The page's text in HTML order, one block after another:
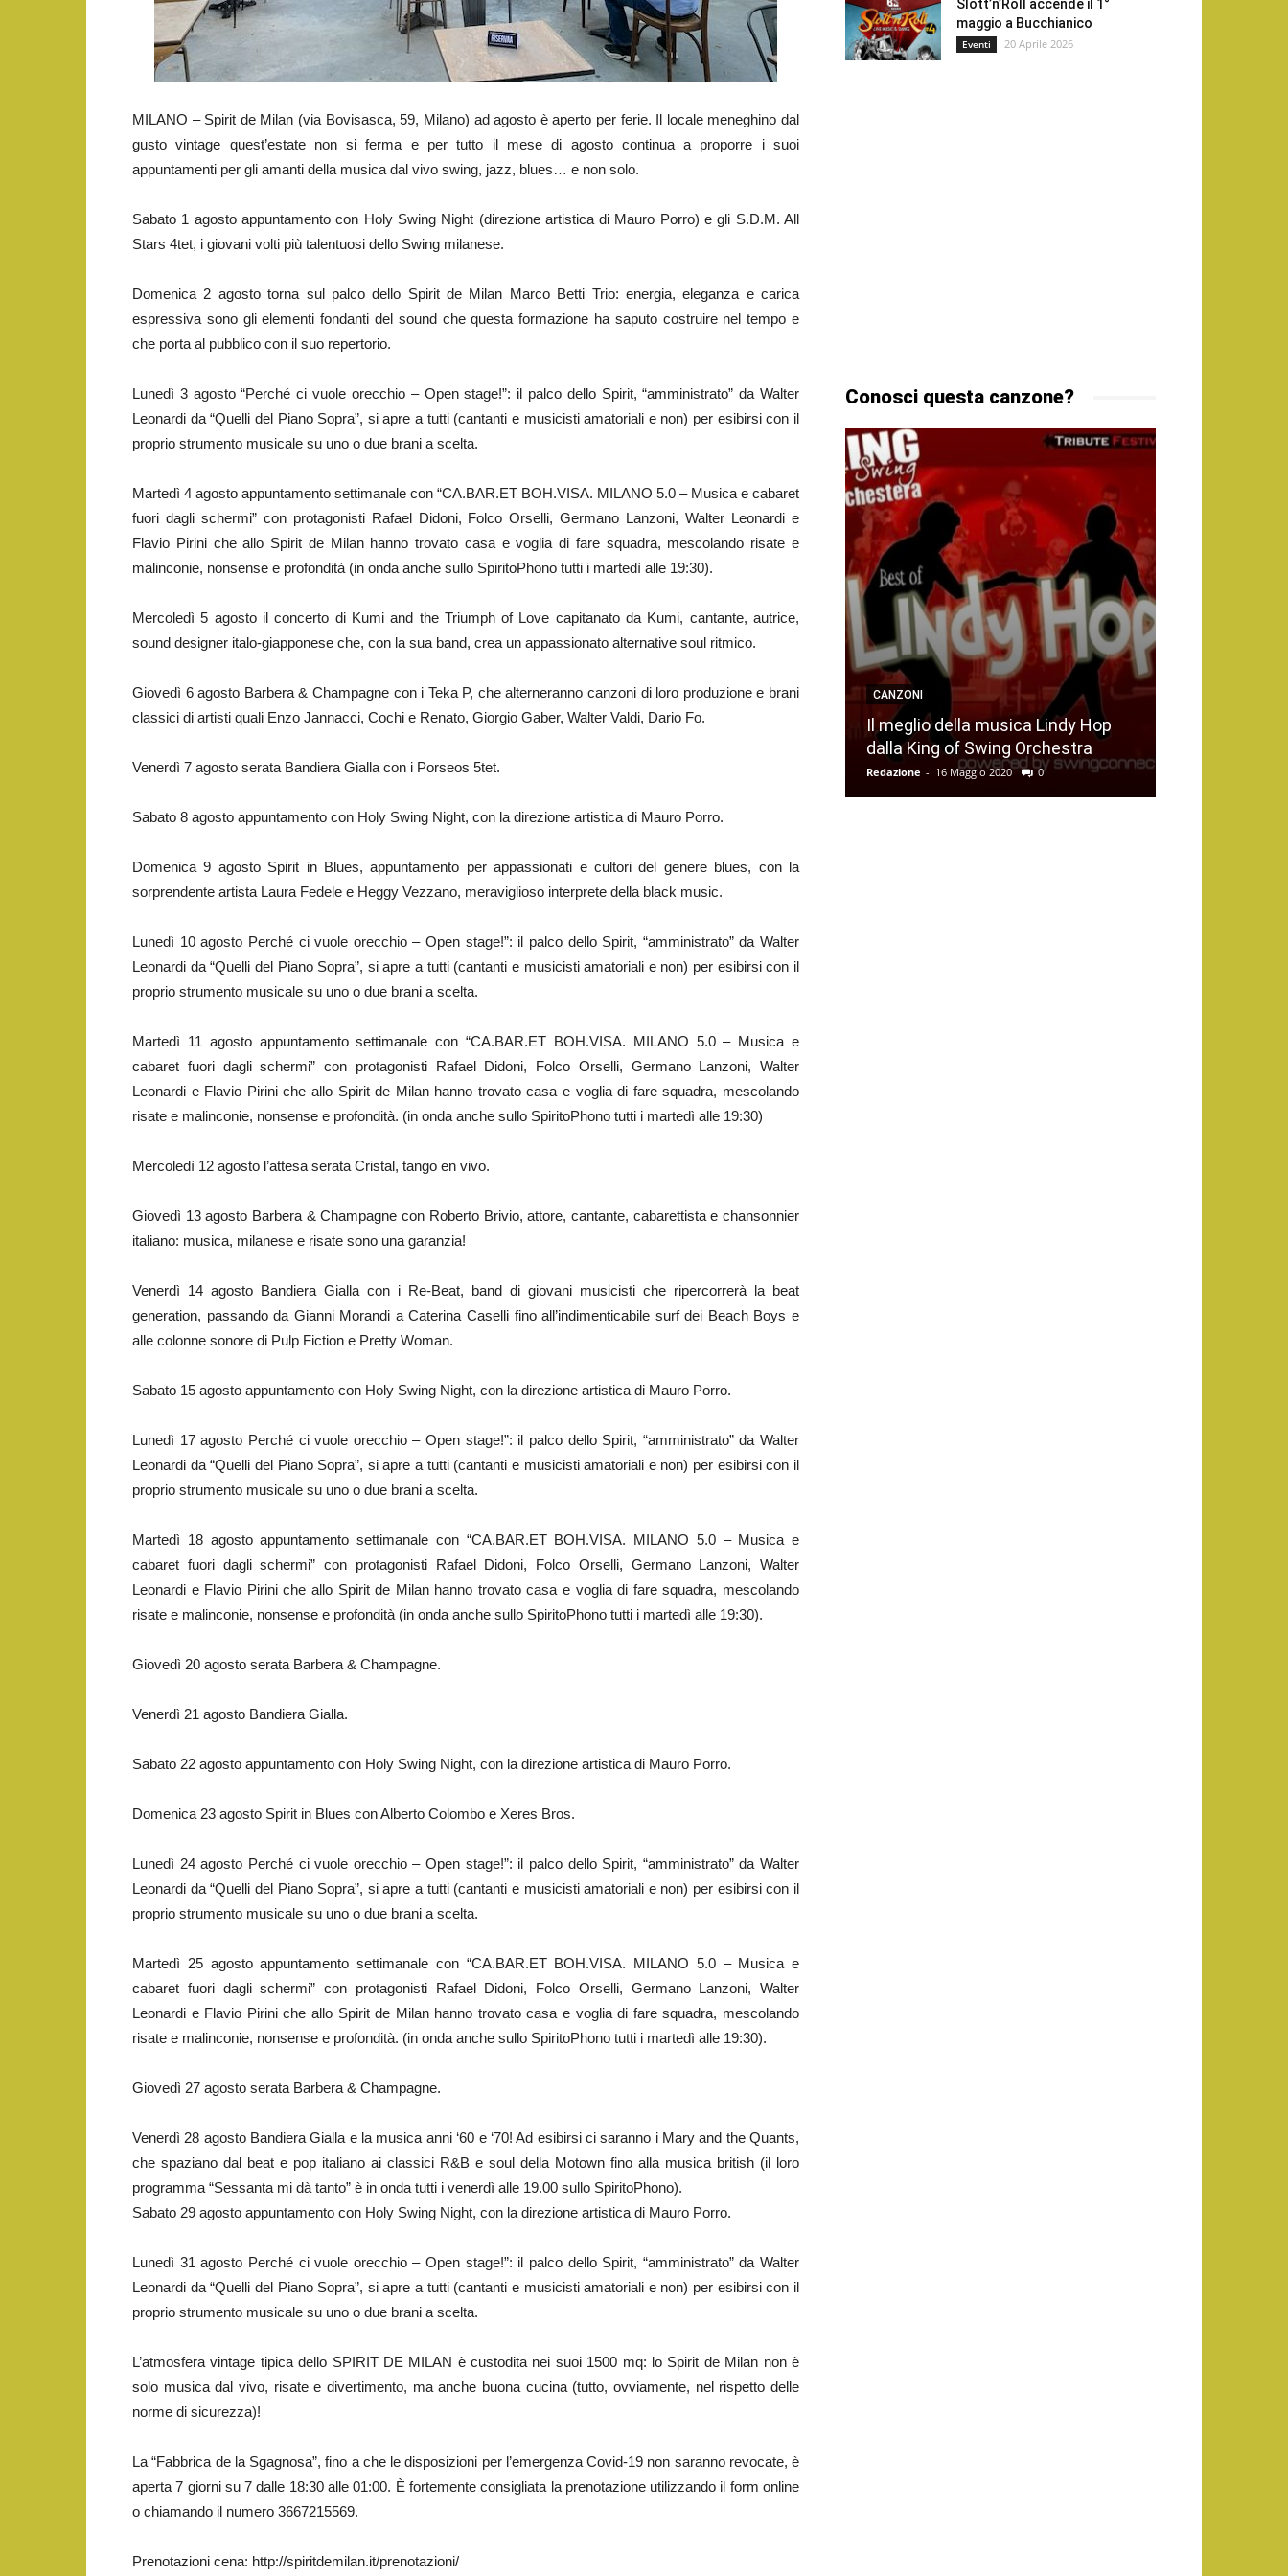
MILANO – Spirit de Milan (via Bovisasca, 59, Milano) ad agosto è aperto per ferie. Il locale meneghino dal
gusto vintage quest’estate non si ferma e per tutto il mese di agosto continua a proporre i suoi
appuntamenti per gli amanti della musica dal vivo swing, jazz, blues… e non solo.
Sabato 1 agosto appuntamento con Holy Swing Night (direzione artistica di Mauro Porro) e gli S.D.M. All
Stars 4tet, i giovani volti più talentuosi dello Swing milanese.
Domenica 2 agosto torna sul palco dello Spirit de Milan Marco Betti Trio: energia, eleganza e carica
espressiva sono gli elementi fondanti del sound che questa formazione ha saputo costruire nel tempo e
che porta al pubblico con il suo repertorio.
Lunedì 3 agosto “Perché ci vuole orecchio – Open stage!”: il palco dello Spirit, “amministrato” da Walter
Leonardi da “Quelli del Piano Sopra”, si apre a tutti (cantanti e musicisti amatoriali e non) per esibirsi con il
proprio strumento musicale su uno o due brani a scelta.
Martedì 4 agosto appuntamento settimanale con “CA.BAR.ET BOH.VISA. MILANO 5.0 – Musica e cabaret
fuori dagli schermi” con protagonisti Rafael Didoni, Folco Orselli, Germano Lanzoni, Walter Leonardi e
Flavio Pirini che allo Spirit de Milan hanno trovato casa e voglia di fare squadra, mescolando risate e
malinconie, nonsense e profondità (in onda anche sullo SpiritoPhono tutti i martedì alle 19:30).
Mercoledì 5 agosto il concerto di Kumi and the Triumph of Love capitanato da Kumi, cantante, autrice,
sound designer italo-giapponese che, con la sua band, crea un appassionato alternative soul ritmico.
Giovedì 6 agosto Barbera & Champagne con i Teka P, che alterneranno canzoni di loro produzione e brani
classici di artisti quali Enzo Jannacci, Cochi e Renato, Giorgio Gaber, Walter Valdi, Dario Fo.
Venerdì 7 agosto serata Bandiera Gialla con i Porseos 5tet.
Sabato 8 agosto appuntamento con Holy Swing Night, con la direzione artistica di Mauro Porro.
Domenica 9 agosto Spirit in Blues, appuntamento per appassionati e cultori del genere blues, con la
sorprendente artista Laura Fedele e Heggy Vezzano, meraviglioso interprete della black music.
Lunedì 10 agosto Perché ci vuole orecchio – Open stage!”: il palco dello Spirit, “amministrato” da Walter
Leonardi da “Quelli del Piano Sopra”, si apre a tutti (cantanti e musicisti amatoriali e non) per esibirsi con il
proprio strumento musicale su uno o due brani a scelta.
Martedì 11 agosto appuntamento settimanale con “CA.BAR.ET BOH.VISA. MILANO 5.0 – Musica e
cabaret fuori dagli schermi” con protagonisti Rafael Didoni, Folco Orselli, Germano Lanzoni, Walter
Leonardi e Flavio Pirini che allo Spirit de Milan hanno trovato casa e voglia di fare squadra, mescolando
risate e malinconie, nonsense e profondità. (in onda anche sullo SpiritoPhono tutti i martedì alle 19:30)
Mercoledì 12 agosto l’attesa serata Cristal, tango en vivo.
Giovedì 13 agosto Barbera & Champagne con Roberto Brivio, attore, cantante, cabarettista e chansonnier
italiano: musica, milanese e risate sono una garanzia!
Venerdì 14 agosto Bandiera Gialla con i Re-Beat, band di giovani musicisti che ripercorrerà la beat
generation, passando da Gianni Morandi a Caterina Caselli fino all’indimenticabile surf dei Beach Boys e
alle colonne sonore di Pulp Fiction e Pretty Woman.
Sabato 15 agosto appuntamento con Holy Swing Night, con la direzione artistica di Mauro Porro.
Lunedì 17 agosto Perché ci vuole orecchio – Open stage!”: il palco dello Spirit, “amministrato” da Walter
Leonardi da “Quelli del Piano Sopra”, si apre a tutti (cantanti e musicisti amatoriali e non) per esibirsi con il
proprio strumento musicale su uno o due brani a scelta.
Martedì 18 agosto appuntamento settimanale con “CA.BAR.ET BOH.VISA. MILANO 5.0 – Musica e
cabaret fuori dagli schermi” con protagonisti Rafael Didoni, Folco Orselli, Germano Lanzoni, Walter
Leonardi e Flavio Pirini che allo Spirit de Milan hanno trovato casa e voglia di fare squadra, mescolando
risate e malinconie, nonsense e profondità (in onda anche sullo SpiritoPhono tutti i martedì alle 19:30).
Giovedì 20 agosto serata Barbera & Champagne.
Venerdì 21 agosto Bandiera Gialla.
Sabato 22 agosto appuntamento con Holy Swing Night, con la direzione artistica di Mauro Porro.
Domenica 23 agosto Spirit in Blues con Alberto Colombo e Xeres Bros.
Lunedì 24 agosto Perché ci vuole orecchio – Open stage!”: il palco dello Spirit, “amministrato” da Walter
Leonardi da “Quelli del Piano Sopra”, si apre a tutti (cantanti e musicisti amatoriali e non) per esibirsi con il
proprio strumento musicale su uno o due brani a scelta.
Martedì 25 agosto appuntamento settimanale con “CA.BAR.ET BOH.VISA. MILANO 5.0 – Musica e
cabaret fuori dagli schermi” con protagonisti Rafael Didoni, Folco Orselli, Germano Lanzoni, Walter
Leonardi e Flavio Pirini che allo Spirit de Milan hanno trovato casa e voglia di fare squadra, mescolando
risate e malinconie, nonsense e profondità. (in onda anche sullo SpiritoPhono tutti i martedì alle 19:30).
Giovedì 27 agosto serata Barbera & Champagne.
Venerdì 28 agosto Bandiera Gialla e la musica anni ‘60 e ‘70! Ad esibirsi ci saranno i Mary and the Quants,
che spaziano dal beat e pop italiano ai classici R&B e soul della Motown fino alla musica british (il loro
programma “Sessanta mi dà tanto” è in onda tutti i venerdì alle 19.00 sullo SpiritoPhono).
Sabato 29 agosto appuntamento con Holy Swing Night, con la direzione artistica di Mauro Porro.
Lunedì 31 agosto Perché ci vuole orecchio – Open stage!”: il palco dello Spirit, “amministrato” da Walter
Leonardi da “Quelli del Piano Sopra”, si apre a tutti (cantanti e musicisti amatoriali e non) per esibirsi con il
proprio strumento musicale su uno o due brani a scelta.
L’atmosfera vintage tipica dello SPIRIT DE MILAN è custodita nei suoi 1500 mq: lo Spirit de Milan non è
solo musica dal vivo, risate e divertimento, ma anche buona cucina (tutto, ovviamente, nel rispetto delle
norme di sicurezza)!
La “Fabbrica de la Sgagnosa”, fino a che le disposizioni per l’emergenza Covid-19 non saranno revocate, è
aperta 7 giorni su 7 dalle 18:30 alle 01:00. È fortemente consigliata la prenotazione utilizzando il form online
o chiamando il numero 3667215569.
Prenotazioni cena: http://spiritdemilan.it/prenotazioni/
Slott’n’Roll accende il 1°
maggio a Bucchianico
Eventi 20 Aprile 2026
Conosci questa canzone?
CANZONI
Il meglio della musica Lindy Hop
dalla King of Swing Orchestra
Redazione - 16 Maggio 2020 0